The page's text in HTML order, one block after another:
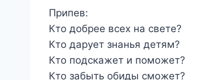
Припев:
Кто добрее всех на свете?
Кто дарует знанья детям?
Кто подскажет и поможет?
Кто забыть обиды сможет?